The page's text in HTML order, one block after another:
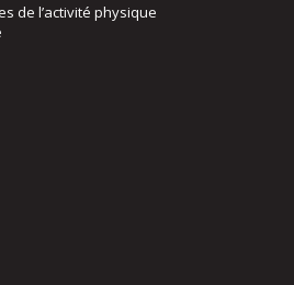
de l’activité physique